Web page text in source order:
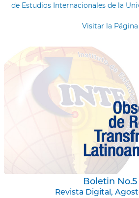
de Estudios Internacionales de la
Visitar la Página
Boletin No.5
Revista Digital,